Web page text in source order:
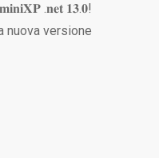
.𝐧𝐞𝐭 𝟏𝟑.𝟎!
nuova versione